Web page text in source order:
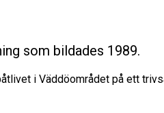
som bildades 1989.
i Väddöområdet på ett